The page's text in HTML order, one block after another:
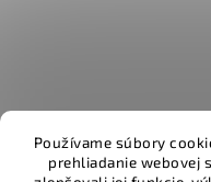
Používame súbory
prehliadanie webovej